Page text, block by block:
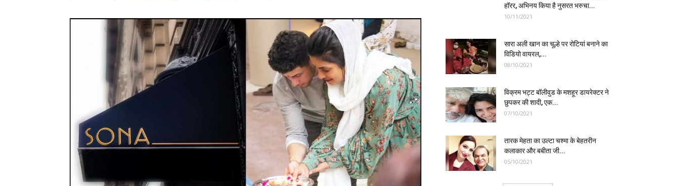
हॉरर, अभिनय किया है नुसरत भरुचा...
10/11/2021
सारा अली खान का चूल्हे पर रोटियां बनाने का
विडियो वायरल,...
08/10/2021
विक्रम भट्ट बॉलीवुड के मशहूर डायरेक्टर ने
छुपकर की शादी, एक...
07/10/2021
तारक मेहता का उल्टा चश्मा के बेहतरीन
कलाकार और बबीता जी...
05/10/2021